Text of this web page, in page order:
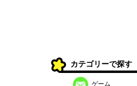
カテゴリーで探す
ゲーム